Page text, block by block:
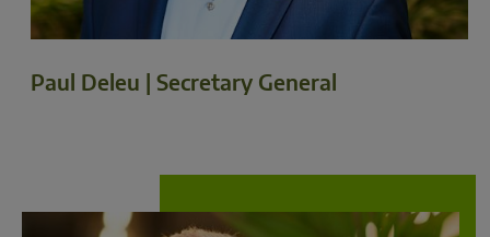
Paul Deleu | Secretary General